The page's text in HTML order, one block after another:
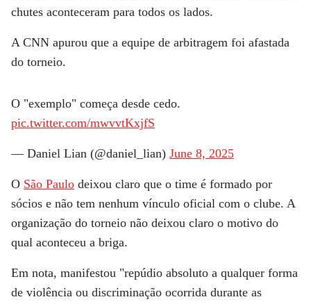
chutes aconteceram para todos os lados.
A CNN apurou que a equipe de arbitragem foi afastada
do torneio.
O "exemplo" começa desde cedo.
pic.twitter.com/mwvvtKxjfS
— Daniel Lian (@daniel_lian) June 8, 2025
O São Paulo deixou claro que o time é formado por
sócios e não tem nenhum vínculo oficial com o clube. A
organização do torneio não deixou claro o motivo do
qual aconteceu a briga.
Em nota, manifestou "repúdio absoluto a qualquer forma
de violência ou discriminação ocorrida durante as